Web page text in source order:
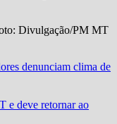
Divulgação/PM MT
denunciam clima de
e deve retornar ao